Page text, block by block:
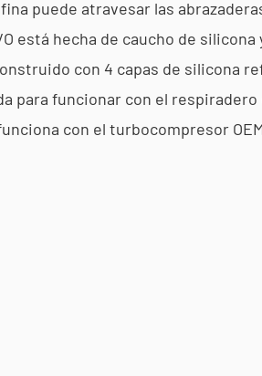
puede atravesar las
hecha de caucho de silicona
con 4 capas de silicona
para funcionar con el
con el turbocompresor